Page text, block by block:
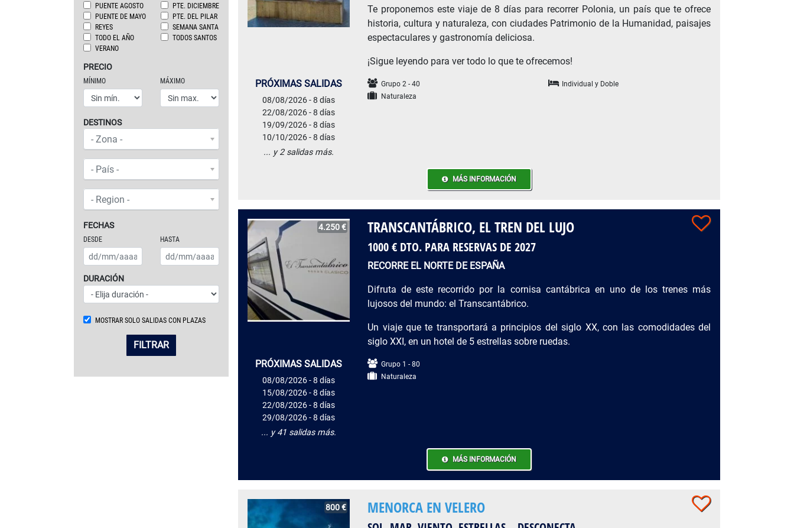
PUENTE AGOSTO
PTE. DICIEMBRE
PUENTE DE MAYO
PTE. DEL PILAR
REYES
SEMANA SANTA
TODO EL AÑO
TODOS SANTOS
VERANO
PRECIO
MÍNIMO MÁXIMO
DESTINOS
ZONAS O CONTINENTES
- Zona -
- País -
REGIÓN
- Region -
FECHAS
DESDE HASTA
DURACIÓN
MOSTRAR SOLO SALIDAS CON PLAZAS
FILTRAR
Te proponemos este viaje de 8 días para recorrer Polonia, un país que te ofrece
historia, cultura y naturaleza, con ciudades Patrimonio de la Humanidad, paisajes
espectaculares y gastronomía deliciosa.
¡Sigue leyendo para ver todo lo que te ofrecemos!
Grupo 2 - 40
Individual y Doble
Naturaleza
PRÓXIMAS SALIDAS
08/08/2026 - 8 días
22/08/2026 - 8 días
19/09/2026 - 8 días
10/10/2026 - 8 días
... y 2 salidas más.
MÁS INFORMACIÓN
4.250 € TRANSCANTÁBRICO, EL TREN DEL LUJO
1000 € DTO. PARA RESERVAS DE 2027
RECORRE EL NORTE DE ESPAÑA
Difruta de este recorrido por la cornisa cantábrica en uno de los trenes más
lujosos del mundo: el Transcantábrico.
Un viaje que te transportará a principios del siglo XX, con las comodidades del
siglo XXI, en un hotel de 5 estrellas sobre ruedas.
Grupo 1 - 80
Naturaleza
PRÓXIMAS SALIDAS
08/08/2026 - 8 días
15/08/2026 - 8 días
22/08/2026 - 8 días
29/08/2026 - 8 días
... y 41 salidas más.
MÁS INFORMACIÓN
800 € MENORCA EN VELERO